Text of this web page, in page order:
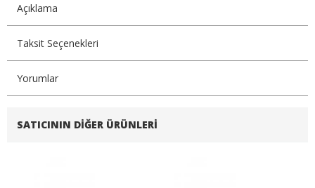
Açıklama
Taksit Seçenekleri
Yorumlar
SATICININ DIĞER ÜRÜNLERI